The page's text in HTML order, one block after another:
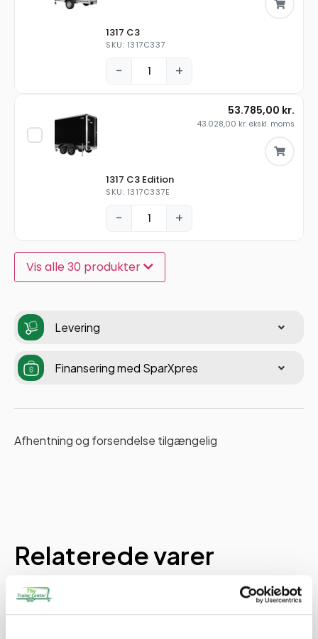
1317 C3
SKU: 1317C337
− +
1317 C3 Edition
SKU: 1317C337E
− +
53.785,00 kr.
43.028,00 kr. ekskl. moms
Vis alle 30 produkter
Levering
Finansering med SparXpres
Afhentning og forsendelse tilgængelig
Relaterede varer
PÅ LAGER